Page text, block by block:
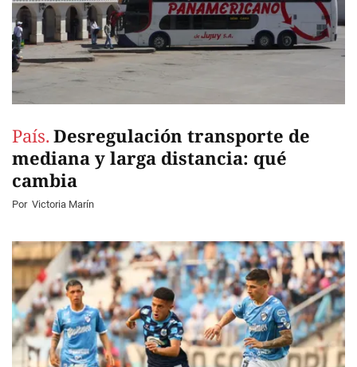
País. Desregulación transporte de
mediana y larga distancia: qué
cambia
Por Victoria Marín